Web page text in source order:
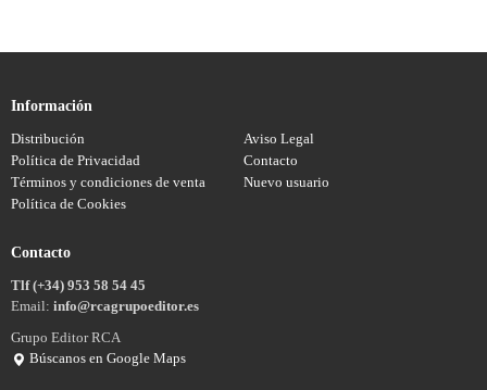
Información
Distribución
Aviso Legal
Política de Privacidad
Contacto
Términos y condiciones de venta
Nuevo usuario
Política de Cookies
Contacto
Tlf (+34) 953 58 54 45
Email: info@rcagrupoeditor.es
Grupo Editor RCA
Búscanos en Google Maps